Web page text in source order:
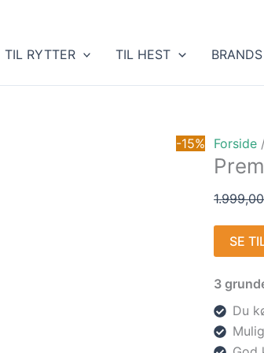
TIL RYTTER TIL HEST BRANDS
-15% Forside /
SE
3
Du